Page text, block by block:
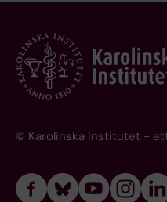
© Karolinska Institutet -